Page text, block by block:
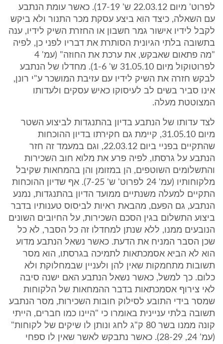
לפרוט' מיום 22.03.12 ש' 17-19). כאשר עומת הנתבע
עם השאלה, כיצד הוא ביצע עסקת מכר התנור ולא ביקש
לקבל לידיו אישור גמר חשבון או החזרת השיק לידיו, ענה
בתשובה בלתי הגיונית הסותרת את דבריו לפני כן, לפיה
"מה פתאום שאבקש, את ערכת את החוזה" (עמ' 4
לפרוטוקול מיום 31.05.10 ש' 1-6). מחדלו של הנתבע
לבקש חזרה את השיק לידיו עם עזיבת המושכר ע"י רונן,
אינו סביר בשים לב לעיסוקו כאיש עסקים ולעדותו
המצוטטת מעלה.
לצד עדותו של הנתבע בדיון בהתנגדות לביצוע השטר
מיום 31.05.10, קיימת גם חקירתו בדיון ההוכחות
שהתקיים בפניי ביום 22.03.12, וגם במעמד זה חזר
הנתבע על גרסתו, לפיה פרע את מלוא חוב השכירות
והתשלומים השוטפים, הן במזומן והן בהמחאות שקיבל
מלקוחותיו (עמ' 24 לפרוט' ש' 7-25). אף שדיון ההוכחות
התקיים למעלה משנתיים ממועד הדיון בהתנגדות, נמנע
הנתבע, גם הפעם, מהבאת ראיות לביסוס טענותיו בדבר
ביצוע התשלום בגין הסכם השכירות, על החיובים השונים
הנובעים ממנו, ללא שנתן למחדלו זה כל הסבר, לא כל
שכן הסבר המניח את הדעת. כאשר נשאל הנתבע מדוע
הוא לא הביא אסמכתאות לתמיכה בגרסתו, הוא מסר
תשובות מתחמקות שאין להן ולעניין שבמחלוקת ולא
כלום. כך למשל, כאשר נשאל הנתבע האם ישנה סיבה
לאי צירוף אסמכתאות בדבר ההמחאות של הלקוחות
שמסר בידי התובע לסילוק חובות השכירות, מסר הנתבע
תשובה בלתי עניינית באומרו כי "היינו כמו חברים, הייתי
קונה ממנו בשר 80 ק"ג לחג ונותן לו שיקים של לקוחות"
(עמ' 24, 28-29). כאשר נתבקש לאשר שאין לו ספחי